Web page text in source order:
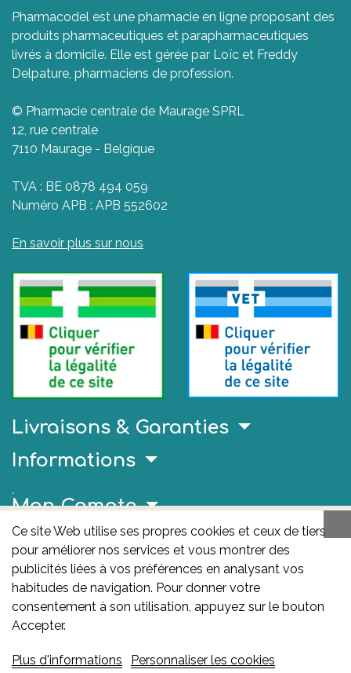
Pharmacodel est une pharmacie en ligne proposant des
produits pharmaceutiques et parapharmaceutiques
livrés à domicile. Elle est gérée par Loïc et Freddy
Delpature, pharmaciens de profession.
© Pharmacie centrale de Maurage SPRL
12, rue centrale
7110 Maurage - Belgique
TVA : BE 0878 494 059
Numéro APB : APB 552602
En savoir plus sur nous
Livraisons & Garanties
Ce site Web utilise ses propres cookies et ceux de tiers
pour améliorer nos services et vous montrer des
publicités liées à vos préférences en analysant vos
habitudes de navigation. Pour donner votre
consentement à son utilisation, appuyez sur le bouton
Accepter.
Plus d'informations Personnaliser les cookies
Informations
.
Mon Compte
Liens Utiles
AFMPS
L'AFMPS est l’autorité compétente en matière de
médicaments et de produits de santé en Belgique. Ce
médicaments et des produits de santé – afmps